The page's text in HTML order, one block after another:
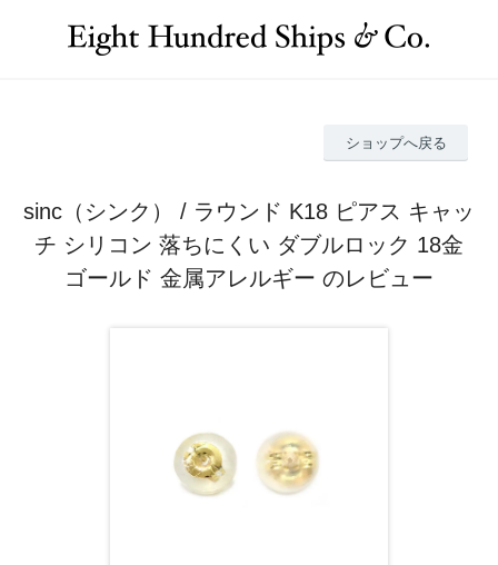
ショップへ戻る
sinc（シンク） / ラウンド K18 ピアス キャッ
チ シリコン 落ちにくい ダブルロック 18金
ゴールド 金属アレルギー のレビュー